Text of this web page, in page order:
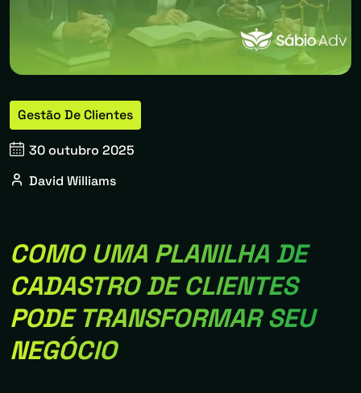
Gestão De Clientes
30 outubro 2025
David Williams
COMO UMA PLANILHA DE
CADASTRO DE CLIENTES
PODE TRANSFORMAR SEU
NEGÓCIO